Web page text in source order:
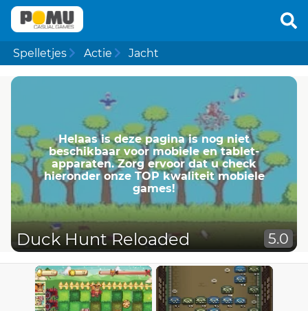
Spelletjes Actie Jacht
Helaas is deze pagina is nog niet
beschikbaar voor mobiele en tablet-
apparaten. Zorg ervoor dat u check
hieronder onze TOP kwaliteit mobiele
games!
Duck Hunt Reloaded 5.0